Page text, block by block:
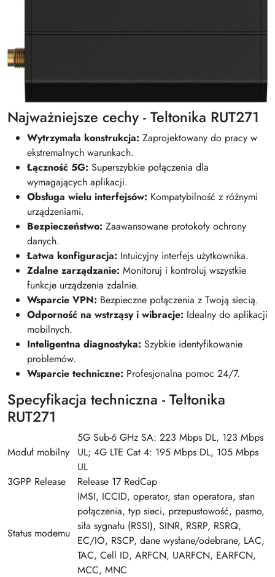
Najważniejsze cechy - Teltonika RUT271
Wytrzymała konstrukcja: Zaprojektowany do pracy w
ekstremalnych warunkach.
Łączność 5G: Superszybkie połączenia dla
wymagających aplikacji.
Obsługa wielu interfejsów: Kompatybilność z różnymi
urządzeniami.
Bezpieczeństwo: Zaawansowane protokoły ochrony
danych.
Łatwa konfiguracja: Intuicyjny interfejs użytkownika.
Zdalne zarządzanie: Monitoruj i kontroluj wszystkie
funkcje urządzenia zdalnie.
Wsparcie VPN: Bezpieczne połączenia z Twoją siecią.
Odporność na wstrząsy i wibracje: Idealny do aplikacji
mobilnych.
Inteligentna diagnostyka: Szybkie identyfikowanie
problemów.
Wsparcie techniczne: Profesjonalna pomoc 24/7.
Specyfikacja techniczna - Teltonika
RUT271
Moduł mobilny
5G Sub-6 GHz SA: 223 Mbps DL, 123 Mbps
UL; 4G LTE Cat 4: 195 Mbps DL, 105 Mbps
UL
3GPP Release
Release 17 RedCap
Status modemu
IMSI, ICCID, operator, stan operatora, stan
połączenia, typ sieci, przepustowość, pasmo,
siła sygnału (RSSI), SINR, RSRP, RSRQ,
EC/IO, RSCP, dane wysłane/odebrane, LAC,
TAC, Cell ID, ARFCN, UARFCN, EARFCN,
MCC, MNC